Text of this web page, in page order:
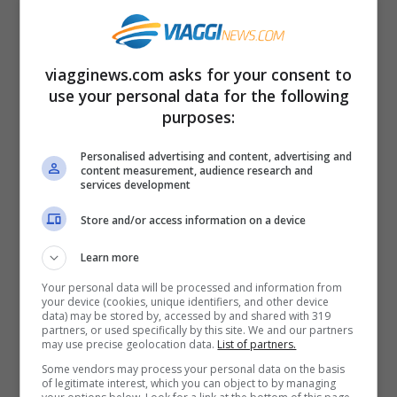
silenzio pesa bene. Si mangia caldo e
appena sfornato, olive nere.
alzano fino a oltre 150 metri. All’imbrunire
la sabbia vira dal miele al ruggine.
Cammini e non lasci tracce che durino, e
va bene così. Il
visita in punta di piedi. Le notti sono
secche e freddissime tra novembre e
febbraio: portare strati è saggio.
viagginews.com asks for your consent to
use your personal data for the following
purposes:
Personalised advertising and content, advertising and
content measurement, audience research and
services development
Store and/or access information on a device
Learn more
Your personal data will be processed and information from
your device (cookies, unique identifiers, and other device
data) may be stored by, accessed by and shared with 319
partners, or used specifically by this site. We and our partners
may use precise geolocation data. List of partners.
Some vendors may process your personal data on the basis
of legitimate interest, which you can object to by managing